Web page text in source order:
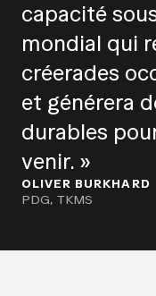
capacité
mondial qui
créerades
et générera
durables
venir. »
OLIVER BURKHARD
PDG, TKMS